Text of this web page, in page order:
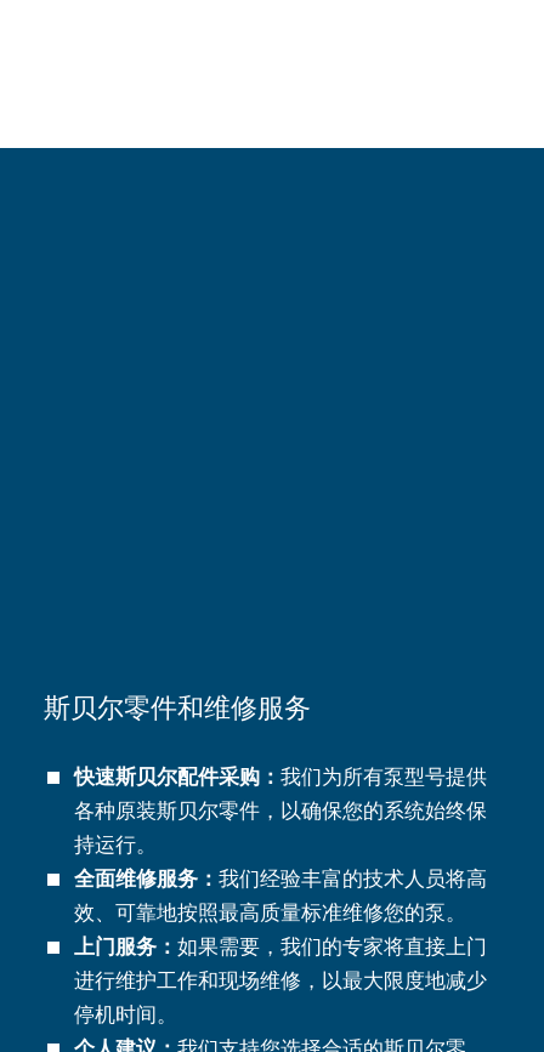
斯贝尔零件和维修服务
快速斯贝尔配件采购： 我们为所有泵型号提供
各种原装斯贝尔零件，以确保您的系统始终保
持运行。
全面维修服务： 我们经验丰富的技术人员将高
效、可靠地按照最高质量标准维修您的泵。
上门服务： 如果需要，我们的专家将直接上门
进行维护工作和现场维修，以最大限度地减少
停机时间。